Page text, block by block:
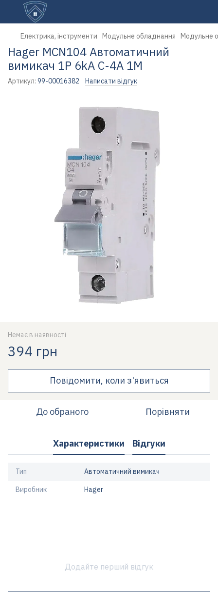
Електрика, інструменти Модульне обладнання Модульне
Hager MCN104 Автоматичний
вимикач 1P 6kA C-4A 1M
Артикул: 99-00016382 Написати відгук
Немає в наявності
394 грн
Повідомити, коли з'явиться
До обраного Порівняти
Характеристики Відгуки
Тип Автоматичний вимикач
Виробник Hager
Додайте перший відгук